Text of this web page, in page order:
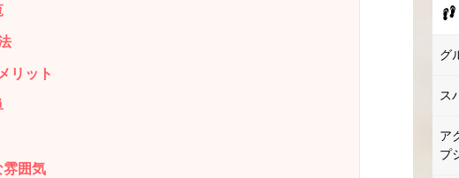
リット
雰囲気
グ
ス
ア
プ